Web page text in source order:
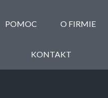
POMOC O FIRMIE
KONTAKT